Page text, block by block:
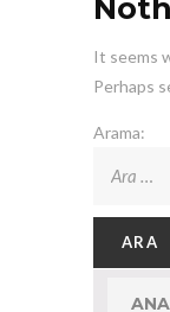
It seems
Perhaps
Arama: